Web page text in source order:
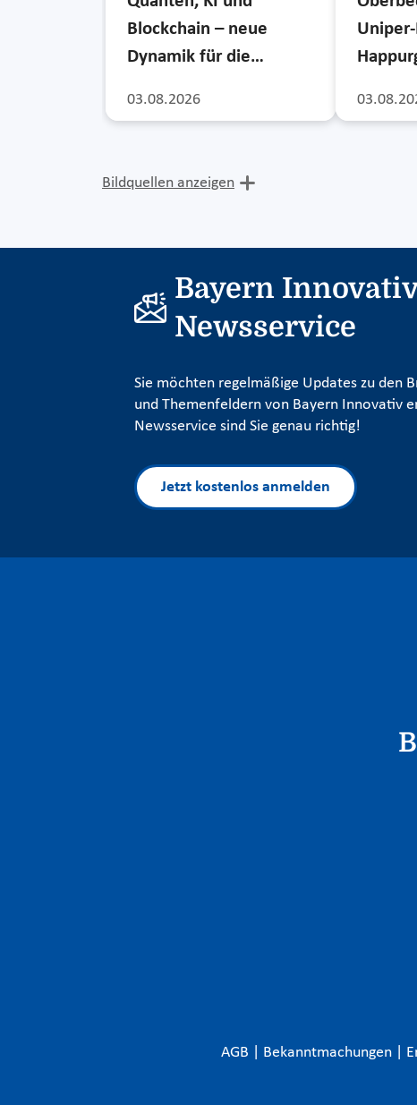
03.08.2026
Blockchain – neue
Dynamik für die…
Bildquellen anzeigen
Bayern Innovativ
Newsservice
Sie möchten regelmäßige Updates zu den
und Themenfeldern von Bayern Innovativ
Newsservice sind Sie genau richtig!
Jetzt kostenlos anmelden
AGB
Bekanntmachungen